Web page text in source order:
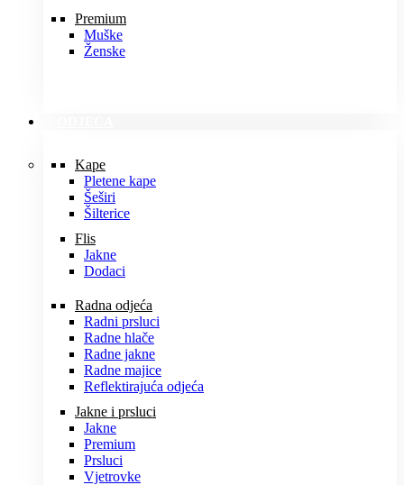
Premium
Muške
Ženske
Kape
Pletene kape
Šeširi
Šilterice
Flis
Jakne
Dodaci
Radna odjeća
Radni prsluci
Radne hlače
Radne jakne
Radne majice
Reflektirajuća odjeća
Jakne i prsluci
Jakne
Premium
Prsluci
Vjetrovke